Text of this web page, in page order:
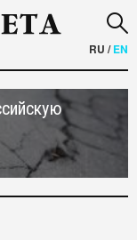
RU /EN